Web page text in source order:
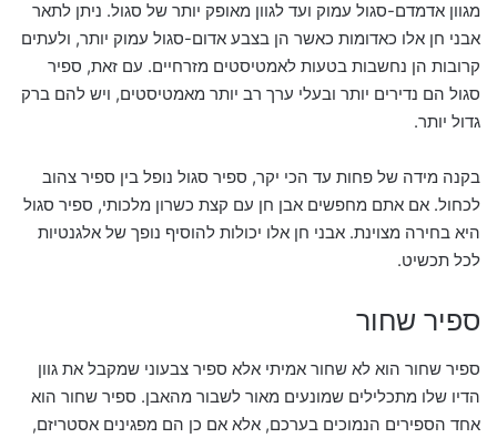
מגוון אדמדם-סגול עמוק ועד לגוון מאופק יותר של סגול. ניתן לתאר
אבני חן אלו כאדומות כאשר הן בצבע אדום-סגול עמוק יותר, ולעתים
קרובות הן נחשבות בטעות לאמטיסטים מזרחיים. עם זאת, ספיר
סגול הם נדירים יותר ובעלי ערך רב יותר מאמטיסטים, ויש להם ברק
גדול יותר.
בקנה מידה של פחות עד הכי יקר, ספיר סגול נופל בין ספיר צהוב
לכחול. אם אתם מחפשים אבן חן עם קצת כשרון מלכותי, ספיר סגול
היא בחירה מצוינת. אבני חן אלו יכולות להוסיף נופך של אלגנטיות
לכל תכשיט.
ספיר שחור
ספיר שחור הוא לא שחור אמיתי אלא ספיר צבעוני שמקבל את גוון
הדיו שלו מתכלילים שמונעים מאור לשבור מהאבן. ספיר שחור הוא
אחד הספירים הנמוכים בערכם, אלא אם כן הם מפגינים אסטריזם,